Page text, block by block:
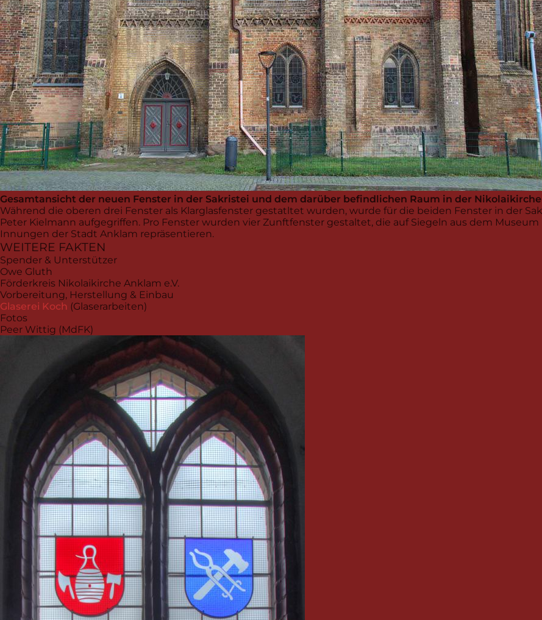
Gesamtansicht der neuen Fenster in der Sakristei und dem darüber befindlichen Raum in der Nikolaikirche
Während die oberen drei Fenster als Klarglasfenster gestatltet wurden, wurde für die beiden Fenster in der
Peter Kielmann aufgegriffen. Pro Fenster wurden vier Zunftfenster gestaltet, die auf Siegeln aus dem
Innungen der Stadt Anklam repräsentieren.
WEITERE FAKTEN
Spender & Unterstützer
Owe Gluth
Förderkreis Nikolaikirche Anklam e.V.
Vorbereitung, Herstellung & Einbau
Glaserei Koch (Glaserarbeiten)
Fotos
Peer Wittig (MdFK)